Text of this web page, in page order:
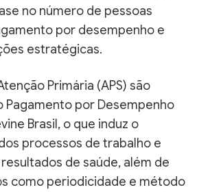
no número de pessoas
por desempenho e
estratégicas.
Primária (APS) são
por Desempenho
Brasil, o que induz o
processos de trabalho e
de saúde, além de
como periodicidade e método